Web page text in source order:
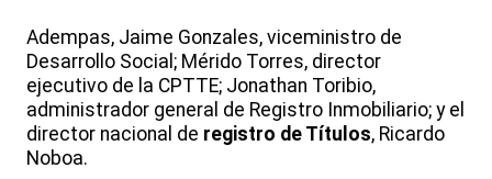
Adempas, Jaime Gonzales, viceministro de
Desarrollo Social; Mérido Torres, director
ejecutivo de la CPTTE; Jonathan Toribio,
administrador general de Registro Inmobiliario; y el
director nacional de registro de Títulos, Ricardo
Noboa.